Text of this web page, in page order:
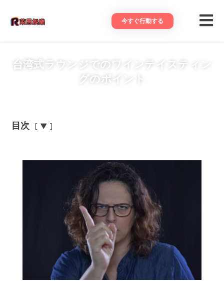
今すぐ行動する
台湾式ラウンジでのワインテイスティン
グのポイント
目次 ▼